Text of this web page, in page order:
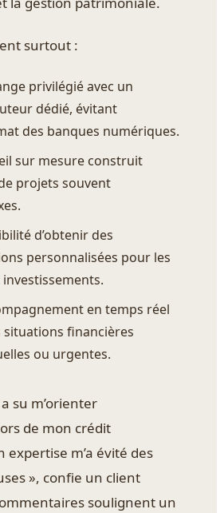
surtout :
privilégié avec un
dédié, évitant
des banques numériques.
sur mesure construit
projets souvent
d’obtenir des
personnalisées pour les
en temps réel
situations financières
ou urgentes.
su m’orienter
de mon crédit
expertise m’a évité des
», confie un client
soulignent un